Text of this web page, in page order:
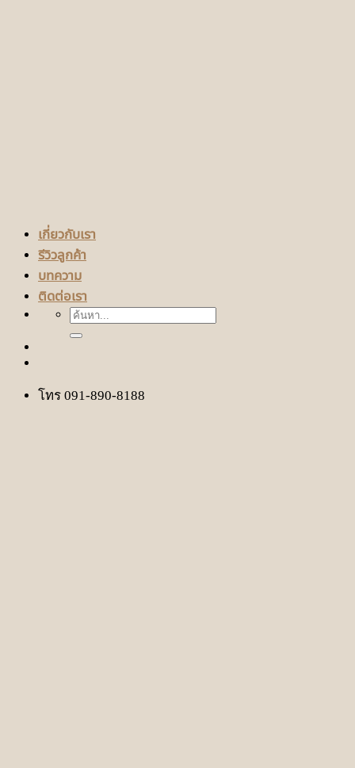
เกี่ยวกับเรา
รีวิวลูกค้า
บทความ
ติดต่อเรา
ค้นหา:
โทร 091-890-8188